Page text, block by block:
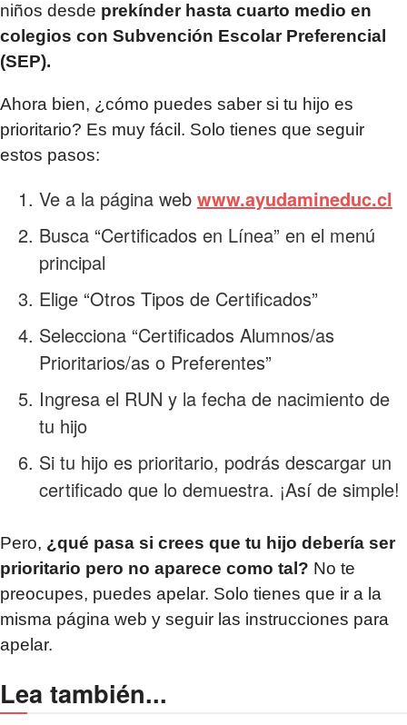
niños desde prekínder hasta cuarto medio en
colegios con Subvención Escolar Preferencial
(SEP).
Ahora bien, ¿cómo puedes saber si tu hijo es
prioritario? Es muy fácil. Solo tienes que seguir
estos pasos:
Ve a la página web www.ayudamineduc.cl
Busca “Certificados en Línea” en el menú
principal
Elige “Otros Tipos de Certificados”
Selecciona “Certificados Alumnos/as
Prioritarios/as o Preferentes”
Ingresa el RUN y la fecha de nacimiento de
tu hijo
Si tu hijo es prioritario, podrás descargar un
certificado que lo demuestra. ¡Así de simple!
Pero, ¿qué pasa si crees que tu hijo debería ser
prioritario pero no aparece como tal? No te
preocupes, puedes apelar. Solo tienes que ir a la
misma página web y seguir las instrucciones para
apelar.
Lea también...